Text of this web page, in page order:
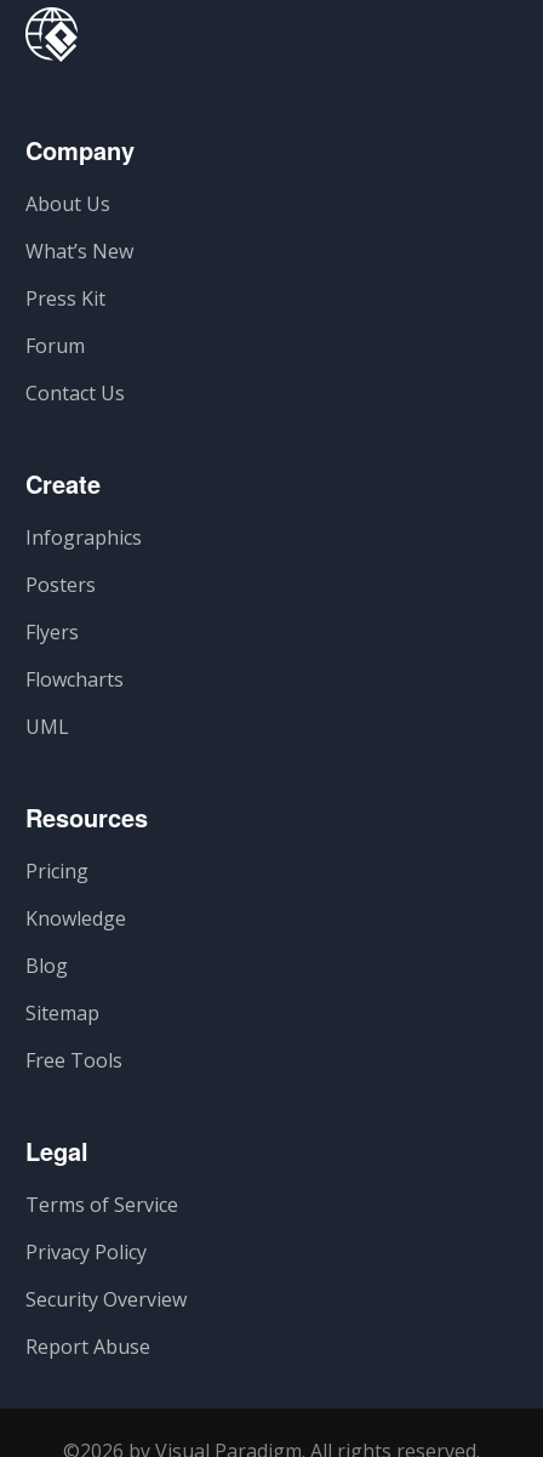
Company
About Us
What’s New
Press Kit
Forum
Contact Us
Create
Infographics
Posters
Flyers
Flowcharts
UML
Resources
Pricing
Knowledge
Blog
Sitemap
Free Tools
Legal
Terms of Service
Privacy Policy
Security Overview
Report Abuse
©2026 by Visual Paradigm. All rights reserved.